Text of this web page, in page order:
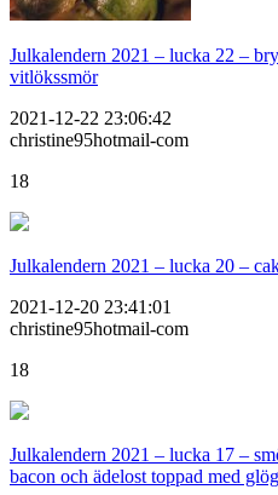
Julkalendern 2021 – lucka 22 –
vitlökssmör
2021-12-22 23:06:42
christine95hotmail-com
18
Julkalendern 2021 – lucka 20 –
2021-12-20 23:41:01
christine95hotmail-com
18
Julkalendern 2021 – lucka 17 –
bacon och ädelost toppad med